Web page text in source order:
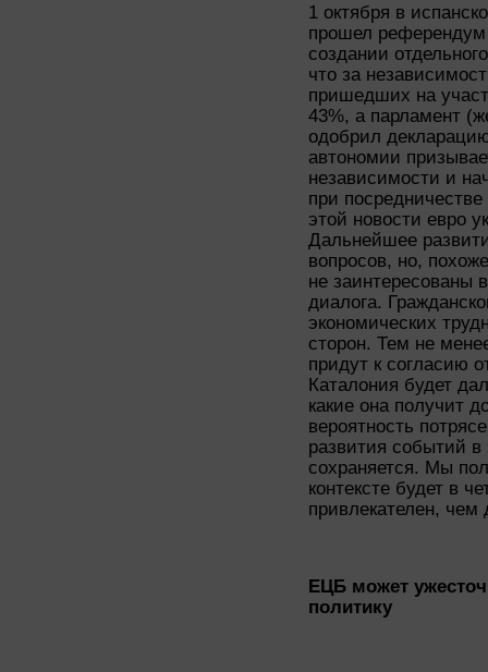
1 октября в
прошел
создании
что за
пришедших на
43%, а парламент
одобрил
автономии
независимости и
при
этой новости евро
Дальнейшее
вопросов, но,
не заинтересованы
диалога.
экономических
сторон. Тем не
придут к согласию
Каталония будет
какие она получит
вероятность
развития событий
сохраняется. Мы
контексте будет в
привлекателен, чем
ЕЦБ может
политику